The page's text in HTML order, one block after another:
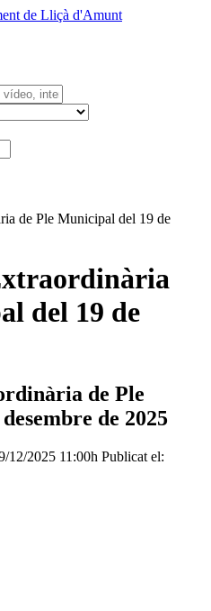
de Ple Municipal del 19 de
del 19 de
de Ple
de 2025
12/2025 11:00h Publicat el: